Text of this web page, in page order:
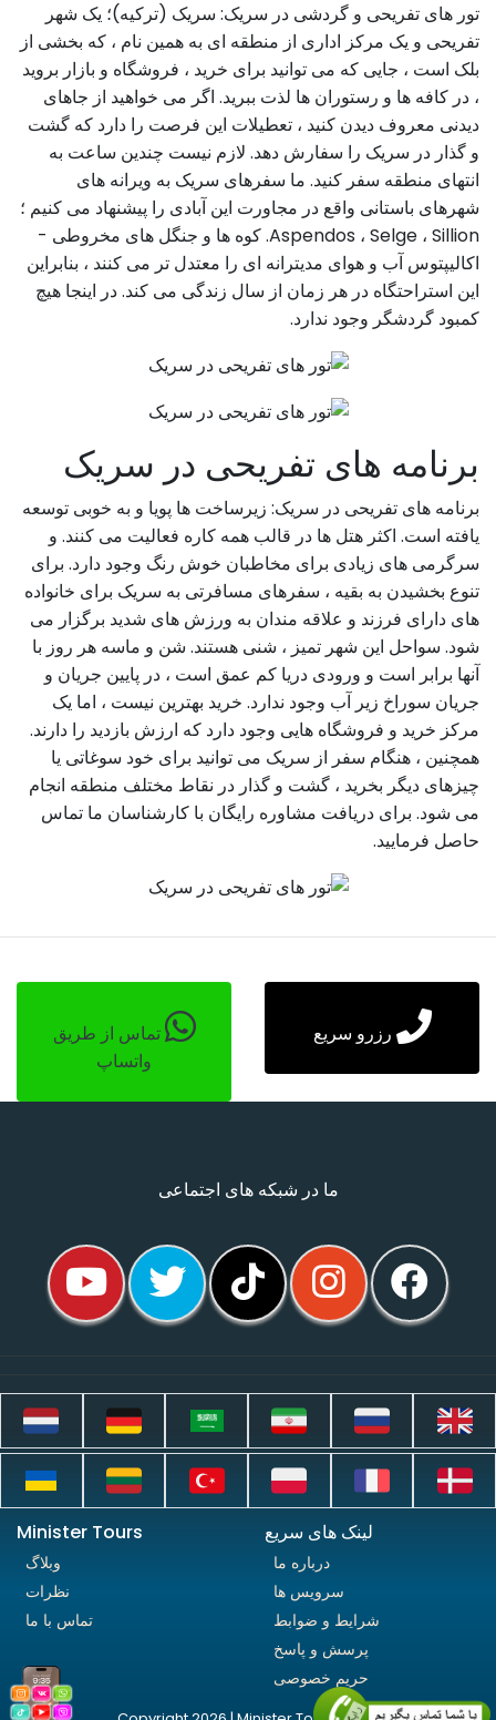
تور های تفریحی و گردشی در سریک: سریک (ترکیه)؛ یک شهر
تفریحی و یک مرکز اداری از منطقه ای به همین نام ، که بخشی از
بلک است ، جایی که می توانید برای خرید ، فروشگاه و بازار بروید
، در کافه ها و رستوران ها لذت ببرید. اگر می خواهید از جاهای
دیدنی معروف دیدن کنید ، تعطیلات این فرصت را دارد که گشت
و گذار در سریک را سفارش دهد. لازم نیست چندین ساعت به
انتهای منطقه سفر کنید. ما سفرهای سریک به ویرانه های
شهرهای باستانی واقع در مجاورت این آبادی را پیشنهاد می کنیم ؛
Aspendos ، Selge ، Sillion. کوه ها و جنگل های مخروطی -
اکالیپتوس آب و هوای مدیترانه ای را معتدل تر می کنند ، بنابراین
این استراحتگاه در هر زمان از سال زندگی می کند. در اینجا هیچ
کمبود گردشگر وجود ندارد.
برنامه های تفریحی در سریک
برنامه های تفریحی در سریک: زیرساخت ها پویا و به خوبی توسعه
یافته است. اکثر هتل ها در قالب همه کاره فعالیت می کنند. و
سرگرمی های زیادی برای مخاطبان خوش رنگ وجود دارد. برای
تنوع بخشیدن به بقیه ، سفرهای مسافرتی به سریک برای خانواده
های دارای فرزند و علاقه مندان به ورزش های شدید برگزار می
شود. سواحل این شهر تمیز ، شنی هستند. شن و ماسه هر روز با
آنها برابر است و ورودی دریا کم عمق است ، در پایین جریان و
جریان سوراخ زیر آب وجود ندارد. خرید بهترین نیست ، اما یک
مرکز خرید و فروشگاه هایی وجود دارد که ارزش بازدید را دارند.
همچنین ، هنگام سفر از سریک می توانید برای خود سوغاتی یا
چیزهای دیگر بخرید ، گشت و گذار در نقاط مختلف منطقه انجام
می شود. برای دریافت مشاوره رایگان با کارشناسان ما تماس
حاصل فرمایید.
رزرو سریع
تماس از طریق
واتساپ
ما در شبکه های اجتماعی
لینک های سریع
درباره ما
سرویس ها
شرایط و ضوابط
پرسش و پاسخ
حریم خصوصی
Minister Tours
وبلاگ
نظرات
تماس با ما